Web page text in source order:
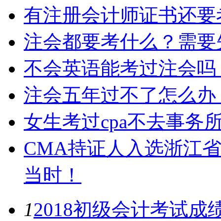
有注册会计师证书还
注会都要考什么？需
不会英语能考过注会
注会五年过不了怎么
女生考过cpa不去事务
CMA持证人入选浙江
当时！
12018初级会计考试成